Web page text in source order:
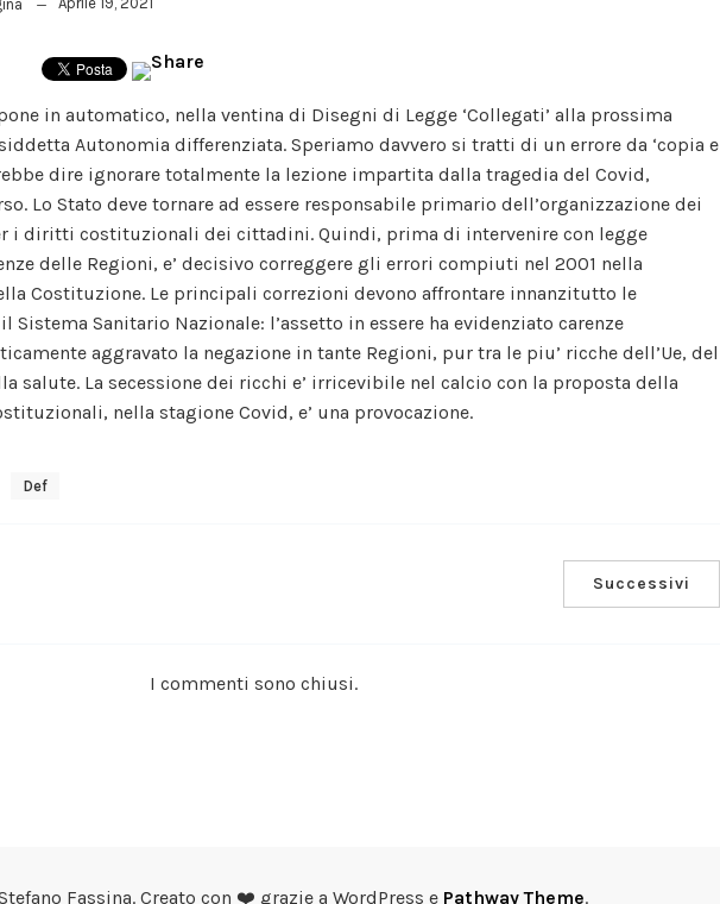
in automatico, nella ventina di Disegni di Legge ‘Collegati’ alla prossima
Autonomia differenziata. Speriamo davvero si tratti di un errore da ‘copia e
dire ignorare totalmente la lezione impartita dalla tragedia del Covid,
Lo Stato deve tornare ad essere responsabile primario dell’organizzazione dei
i diritti costituzionali dei cittadini. Quindi, prima di intervenire con legge
delle Regioni, e’ decisivo correggere gli errori compiuti nel 2001 nella
Costituzione. Le principali correzioni devono affrontare innanzitutto le
Sistema Sanitario Nazionale: l’assetto in essere ha evidenziato carenze
aggravato la negazione in tante Regioni, pur tra le piu’ ricche dell’Ue, del
salute. La secessione dei ricchi e’ irricevibile nel calcio con la proposta della
nella stagione Covid, e’ una provocazione.
Def
Successivi
I commenti sono chiusi.
Fassina. Creato con ❤️ grazie a WordPress e Pathway Theme.